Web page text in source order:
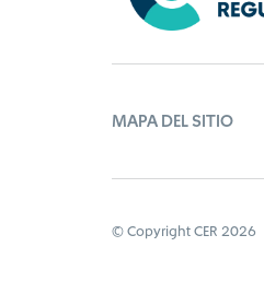
MAPA DEL SITIO
© Copyright CER 2026